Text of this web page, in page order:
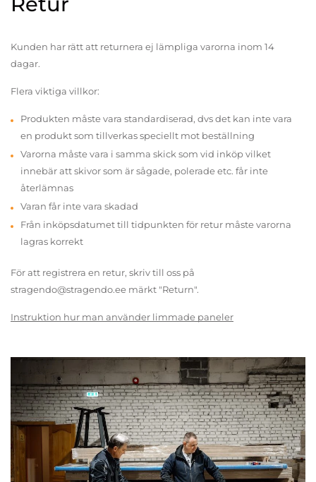
Kunden har rätt att returnera ej lämpliga varorna inom 14
dagar.
Flera viktiga villkor:
Produkten måste vara standardiserad, dvs det kan inte vara
en produkt som tillverkas speciellt mot beställning
Varorna måste vara i samma skick som vid inköp vilket
innebär att skivor som är sågade, polerade etc. får inte
återlämnas
Varan får inte vara skadad
Från inköpsdatumet till tidpunkten för retur måste varorna
lagras korrekt
För att registrera en retur, skriv till oss på
stragendo@stragendo.ee märkt "Return".
Instruktion hur man använder limmade paneler